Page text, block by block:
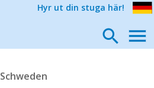
Hyr ut din stuga här!